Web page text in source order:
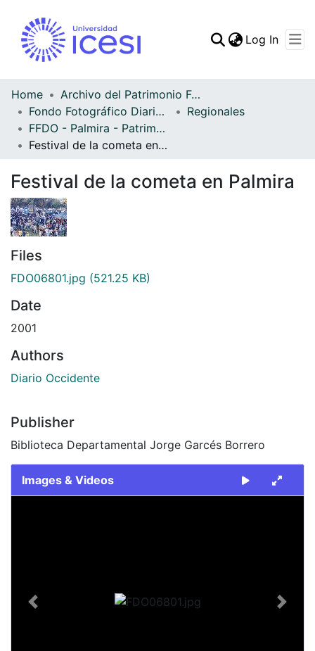
Statistics
Log In
Home
Archivo del Patrimonio Fotográfico y Fílmico del Valle del Cauca
Fondo Fotográfico Diario Occidente
Regionales
FFDO - Palmira - Patrimonial
Festival de la cometa en Palmira
Festival de la cometa en Palmira
Files
FDO06801.jpg (521.25 KB)
Date
2001
Authors
Diario Occidente
Publisher
Biblioteca Departamental Jorge Garcés Borrero
Images & Videos
Previous Next